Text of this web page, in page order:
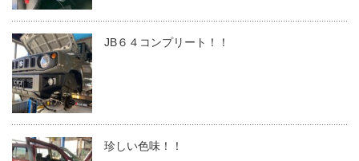
JB６４コンプリート！！
珍しい色味！！